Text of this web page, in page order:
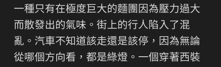
一種只有在極度巨大的麵團因為壓力過大
而散發出的氣味。街上的行人陷入了混
亂。汽車不知道該走還是該停，因為無論
從哪個方向看，都是綠燈。一個穿著西裝